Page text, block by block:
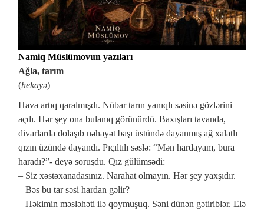
Namiq Müslümovun yazıları
Ağla, tarım
(hekayə)
Hava artıq qaralmışdı. Nübar tarın yanıqlı səsinə gözlərini
açdı. Hər şey ona bulanıq görünürdü. Baxışları tavanda,
divarlarda dolaşıb nəhayət başı üstündə dayanmış ağ xalatlı
qızın üzündə dayandı. Pıçıltılı səslə: “Mən hardayam, bura
haradı?”- deyə soruşdu. Qız gülümsədi:
– Siz xəstəxanadasınız. Narahat olmayın. Hər şey yaxşıdır.
– Bəs bu tar səsi hardan gəlir?
– Həkimin məsləhəti ilə qoymuşuq. Səni dünən gətiriblər. Elə